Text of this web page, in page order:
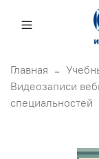
Главная
Видеозаписи
специальностей